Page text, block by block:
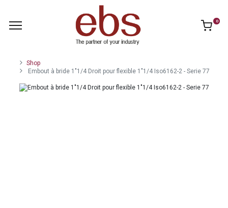
0
Shop
Embout à bride 1"1/4 Droit pour flexible 1"1/4 Iso6162-2 - Serie 77